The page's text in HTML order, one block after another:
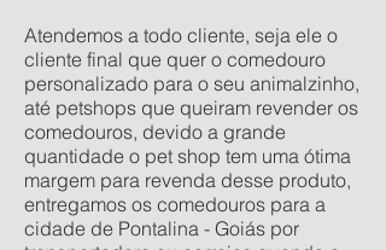
Atendemos a todo cliente, seja ele o
cliente final que quer o comedouro
personalizado para o seu animalzinho,
até petshops que queiram revender os
comedouros, devido a grande
quantidade o pet shop tem uma ótima
margem para revenda desse produto,
entregamos os comedouros para a
cidade de Pontalina - Goiás por